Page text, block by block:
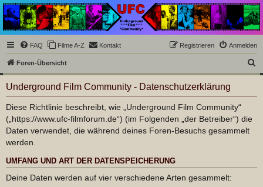
Underground Film
Community
Die Underground Film Community ist ein deutschsprachiges Filmforum und ein Paradies
für Cineasten und Filmsüchtige jenseits des Mainstreams.
FAQ Filme A-Z Kontakt Anmelden
Registrieren
Foren-Übersicht
u
Underground Film Community - Datenschutzerklärung
Diese Richtlinie beschreibt, wie „Underground Film Community“
(„https://www.ufc-filmforum.de“) (im Folgenden „der Betreiber“) die
Daten verwendet, die während deines Foren-Besuchs gesammelt
werden.
UMFANG UND ART DER DATENSPEICHERUNG
Deine Daten werden auf vier verschiedene Arten gesammelt: